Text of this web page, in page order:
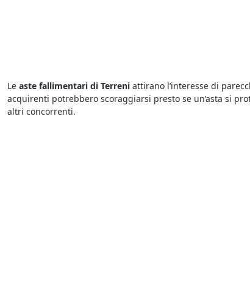
Le aste fallimentari di Terreni attirano l’interesse di
acquirenti potrebbero scoraggiarsi presto se un’asta si
altri concorrenti.